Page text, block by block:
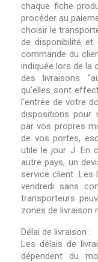
chaque fiche
procéder au
choisir le
de disponibilité
commande du
indiquée lors de la
des livraisons
qu'elles sont
l'entrée de votre
dispositions pour
par vos propres
de vos portes,
utile le jour J. En
autre pays, un
service client. Les
vendredi sans
transporteurs
zones de livraison
Délai de livraison :
Les délais de
dépendent du